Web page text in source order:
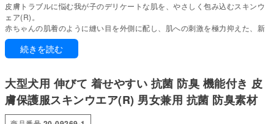
皮膚トラブルに悩む我が子のデリケートな肌を、やさしく包み込むスキンウ
ェア(R)。
赤ちゃんの肌着のように縫い目を外側に配し、肌への刺激を極力抑えた、新
しい保護服です。多機能で高品質な生地を使い、やさしさと快適さを両立し
た着心地にこだわりました。
獣医師と共同開発したこのウェアは、我が子への愛情から生まれた着る治療
ぽっちゃり体型でもしっかりフィット。
驚くほど伸縮性が高く、体にやさしく寄り添います。締めつけ感がなく快適
な着心地で、動きやすさも十分に保っています。
続きを読む
大型犬用 伸びて 着せやすい 抗菌 防臭 機能付き 皮
膚保護服スキンウエア(R) 男女兼用 抗菌 防臭素材